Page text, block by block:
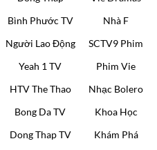
Bình Phước TV
Nhà F
Người Lao Động
SCTV9 Phim
Yeah 1 TV
Phim Vie
HTV The Thao
Nhạc Bolero
Bong Da TV
Khoa Học
Dong Thap TV
Khám Phá